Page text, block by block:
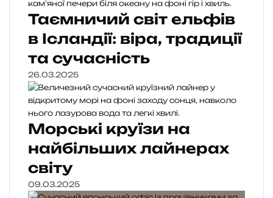
Таємничий світ ельфів
в Ісландії: віра, традиції
та сучасність
26.03.2025
Морські круїзи на
найбільших лайнерах
світу
09.03.2025